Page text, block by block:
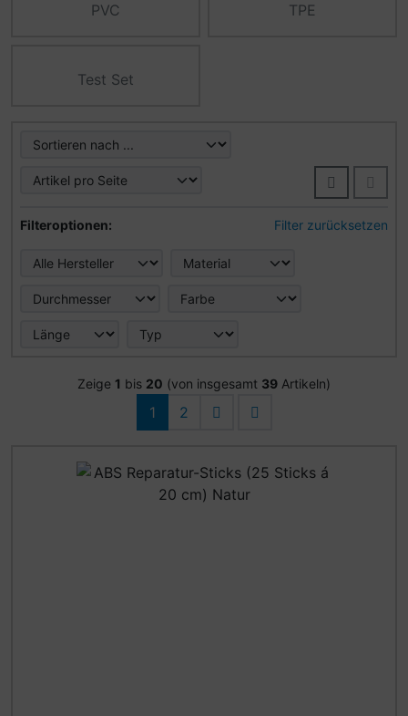
PVC TPE
Test Set
Hier können Sie die nachfolgenden Artikel nach ihren
Filteroptionen: Filter zurücksetzen
Zeige 1 bis 20 (von insgesamt 39 Artikeln)
1 2